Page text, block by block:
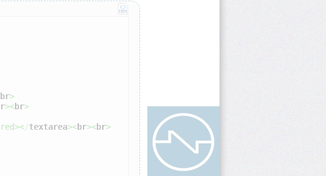
br>
><br>
/textarea><br><br>